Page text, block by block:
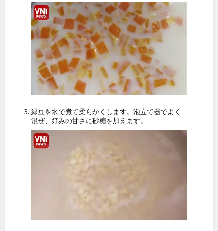
緑豆を水で煮て柔らかくします。泡立て器でよく
混ぜ、好みの甘さに砂糖を加えます。